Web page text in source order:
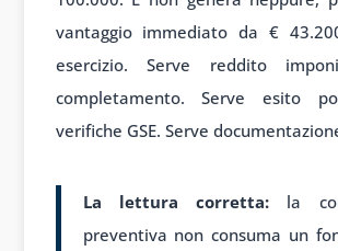
vantaggio immediato da €
esercizio. Serve reddito
completamento. Serve esito
verifiche GSE. Serve
La lettura corretta: la
preventiva non consuma un